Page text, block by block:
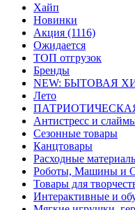
Хайп
Новинки
Акция (1116)
Ожидается
ТОП отгрузок
Бренды
NEW: БЫТОВАЯ
Лето
Антистресс и
Сезонные товары
Канцтовары
Расходные
Роботы, Машины и
Товары для
Интерактивные и